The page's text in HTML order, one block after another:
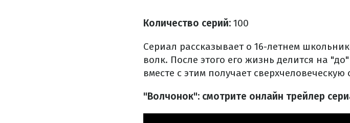
Количество серий: 100
Сериал рассказывает о 16-летнем
волк. После этого его жизнь делится на
вместе с этим получает сверхчеловеческую
"Волчонок": смотрите онлайн трейлер